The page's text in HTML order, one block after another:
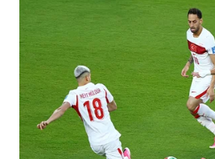
WN
BEKASI
WN
BOGOR
WN